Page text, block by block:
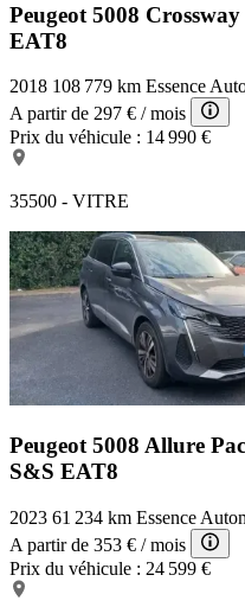
Peugeot 5008 Crossway
EAT8
2018 108 779 km Essence
A partir de 297 € / mois
Prix du véhicule : 14 990 €
35500 - VITRE
Peugeot 5008 Allure
S&S EAT8
2023 61 234 km Essence
A partir de 353 € / mois
Prix du véhicule : 24 599 €